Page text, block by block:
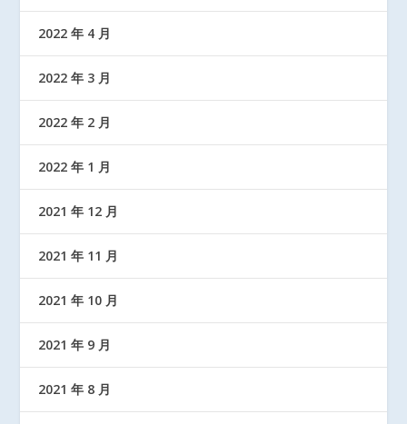
2022 年 4 月
2022 年 3 月
2022 年 2 月
2022 年 1 月
2021 年 12 月
2021 年 11 月
2021 年 10 月
2021 年 9 月
2021 年 8 月